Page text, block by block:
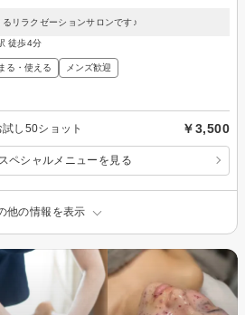
リラクゼーションサロンです♪
徒歩4分
る・使える メンズ歓迎
試し50ショット ￥3,500
ペシャルメニューを見る
他の情報を表示